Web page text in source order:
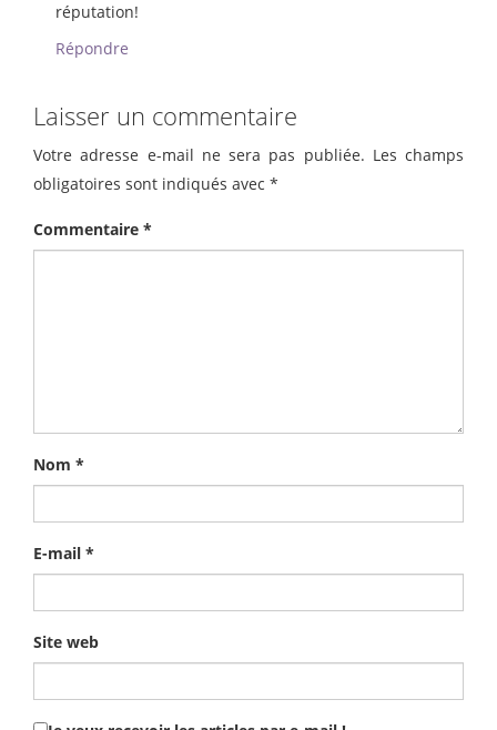
réputation!
Répondre
Laisser un commentaire
Votre adresse e-mail ne sera pas publiée. Les champs
obligatoires sont indiqués avec *
Commentaire *
Nom *
E-mail *
Site web